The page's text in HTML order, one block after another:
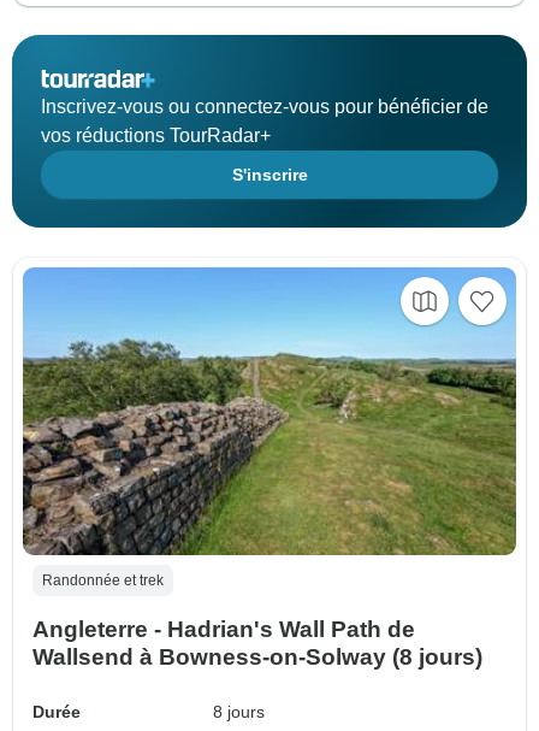
Inscrivez-vous ou connectez-vous pour bénéficier de
vos réductions TourRadar+
S'inscrire
Randonnée et trek
Angleterre - Hadrian's Wall Path de
Wallsend à Bowness-on-Solway (8 jours)
Durée
8 jours